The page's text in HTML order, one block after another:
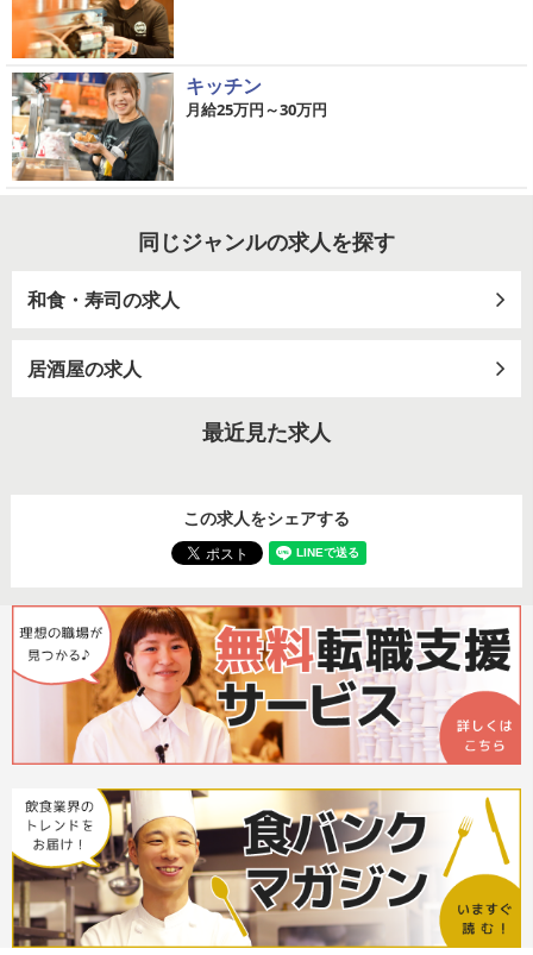
キッチン
月給25万円～30万円
同じジャンルの求人を探す
和食・寿司の求人
居酒屋の求人
最近見た求人
この求人をシェアする